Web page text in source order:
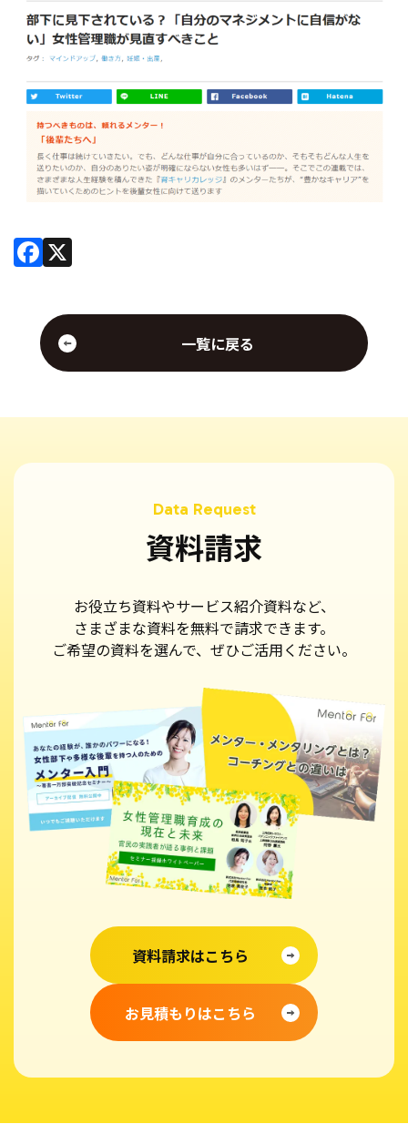
Facebook
一覧に戻る
資料請求
お役立ち資料やサービス紹介資料など、
さまざまな資料を無料で請求できます。
ご希望の資料を選んで、ぜひご活用ください。
資料請求はこちら
お見積もりはこちら